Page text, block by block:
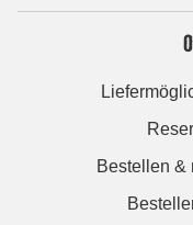
Bestellen &